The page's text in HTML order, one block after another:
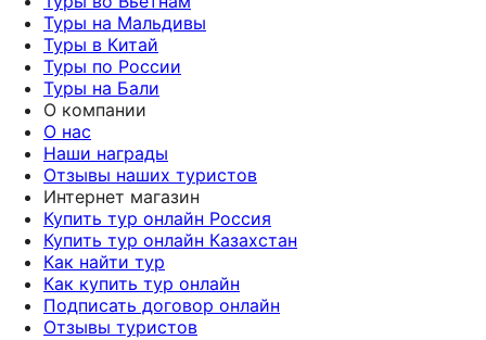
Туры на Мальдивы
Туры в Китай
Туры по России
Туры на Бали
О компании
О нас
Наши награды
Отзывы наших туристов
Интернет магазин
Купить тур онлайн Россия
Купить тур онлайн Казахстан
Как найти тур
Как купить тур онлайн
Подписать договор онлайн
Отзывы туристов